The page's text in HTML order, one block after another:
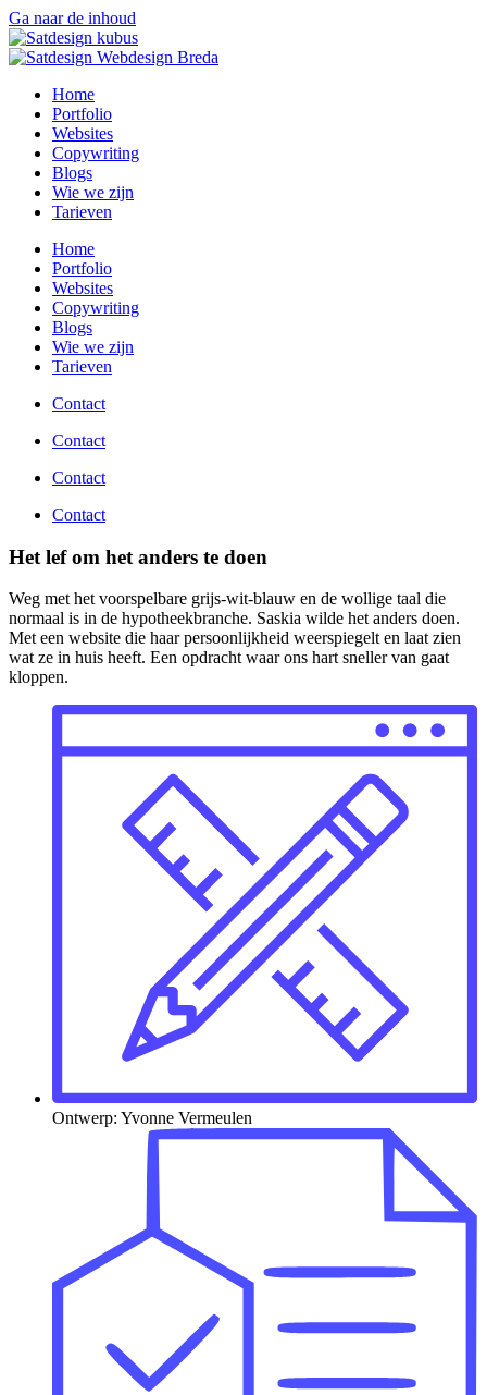
Ga naar de inhoud
Home
Portfolio
Websites
Copywriting
Blogs
Wie we zijn
Tarieven
Home
Portfolio
Websites
Copywriting
Blogs
Wie we zijn
Tarieven
Contact
Contact
Contact
Contact
Het lef om het anders te doen
Weg met het voorspelbare grijs-wit-blauw en de wollige taal die
normaal is in de hypotheekbranche. Saskia wilde het anders doen.
Met een website die haar persoonlijkheid weerspiegelt en laat zien
wat ze in huis heeft. Een opdracht waar ons hart sneller van gaat
kloppen.
Ontwerp: Yvonne Vermeulen